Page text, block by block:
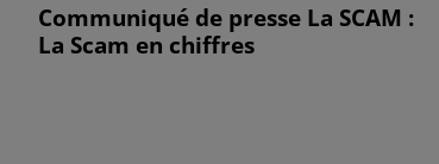
Communiqué de presse La SCAM :
La Scam en chiffres